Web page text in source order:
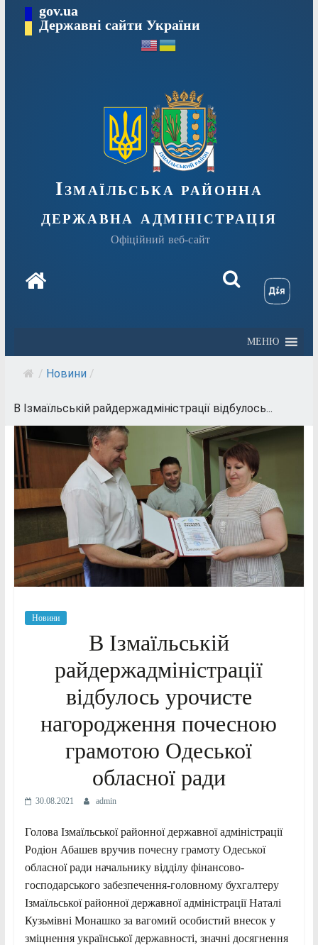
вмісту
gov.ua
Державні сайти України
Ізмаїльська районна
державна адміністрація
Офіційний веб-сайт
МЕНЮ
/ Новини /
В Ізмаїльській райдержадміністрації відбулось...
Новини
В Ізмаїльській
райдержадміністрації
відбулось урочисте
нагородження почесною
грамотою Одеської
обласної ради
30.08.2021 admin
Голова Ізмаїльської районної державної адміністрації
Родіон Абашев вручив почесну грамоту Одеської
обласної ради начальнику відділу фінансово-
господарського забезпечення-головному бухгалтеру
Ізмаїльської районної державної адміністрації Наталі
Кузьмівні Монашко за вагомий особистий внесок у
зміцнення української державності, значні досягнення